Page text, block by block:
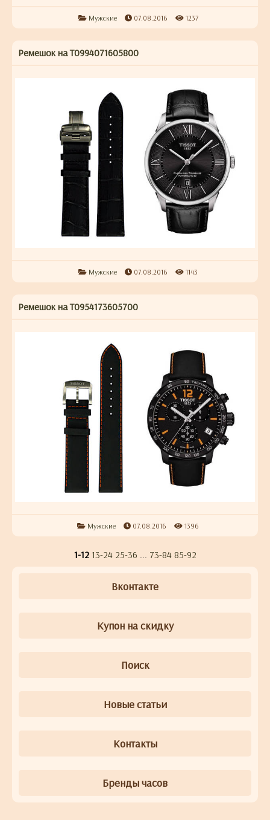
Мужские 07.08.2016 1237
Ремешок на T0994071605800
Мужские 07.08.2016 1143
Ремешок на T0954173605700
Мужские 07.08.2016 1396
1-12 13-24 25-36 73-84 85-92
Вконтакте
Купон на скидку
Поиск
Новые статьи
Контакты
Бренды часов